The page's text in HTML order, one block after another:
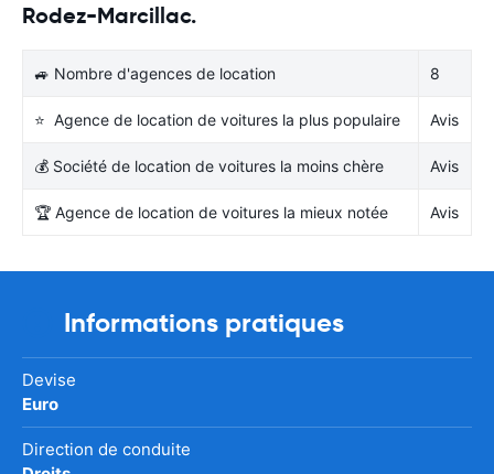
Rodez-Marcillac.
🚙 Nombre d'agences de location 8
⭐ Agence de location de voitures la plus populaire Avis
💰 Société de location de voitures la moins chère Avis
🏆 Agence de location de voitures la mieux notée Avis
Informations pratiques
Devise
Euro
Direction de conduite